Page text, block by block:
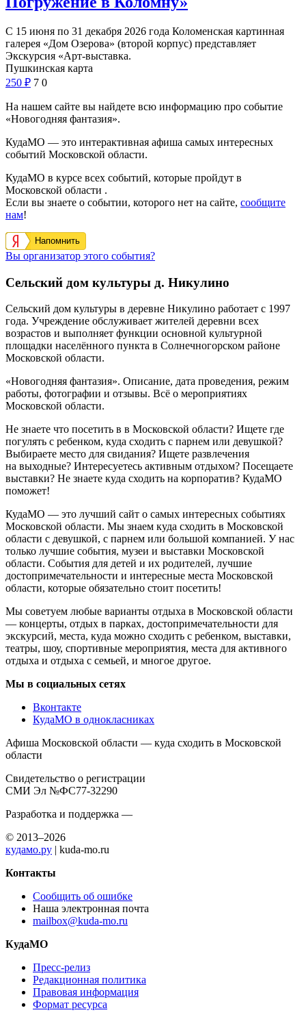
С 15 июня по 31 декабря 2026 года Коломенская картинная
галерея «Дом Озерова» (второй корпус) представляет
Экскурсия «Арт-выставка.
Пушкинская карта
250 ₽ 7 0
На нашем сайте вы найдете всю информацию про событие
«Новогодняя фантазия».
КудаМО — это интерактивная афиша самых интересных
событий Московской области.
КудаМО в курсе всех событий, которые пройдут в
Московской области .
Если вы знаете о событии, которого нет на сайте, сообщите
нам!
Напомнить
Вы организатор этого события?
Сельский дом культуры д. Никулино
Сельский дом культуры в деревне Никулино работает с 1997
года. Учреждение обслуживает жителей деревни всех
возрастов и выполняет функции основной культурной
площадки населённого пункта в Солнечногорском районе
Московской области.
«Новогодняя фантазия». Описание, дата проведения, режим
работы, фотографии и отзывы. Всё о мероприятиях
Московской области.
Не знаете что посетить в в Московской области? Ищете где
погулять с ребенком, куда сходить с парнем или девушкой?
Выбираете место для свидания? Ищете развлечения
на выходные? Интересуетесь активным отдыхом? Посещаете
выставки? Не знаете куда сходить на корпоратив? КудаМО
поможет!
КудаМО — это лучший сайт о самых интересных событиях
Московской области. Мы знаем куда сходить в Московской
области с девушкой, с парнем или большой компанией. У нас
только лучшие события, музеи и выставки Московской
области. События для детей и их родителей, лучшие
достопримечательности и интересные места Московской
области, которые обязательно стоит посетить!
Мы советуем любые варианты отдыха в Московской области
— концерты, отдых в парках, достопримечательности для
экскурсий, места, куда можно сходить с ребенком, выставки,
театры, шоу, спортивные мероприятия, места для активного
отдыха и отдыха с семьей, и многое другое.
Мы в социальных сетях
Вконтакте
КудаМО в однокласниках
Афиша Московской области — куда сходить в Московской
области
Свидетельство о регистрации
СМИ Эл №ФС77-32290
Разработка и поддержка —
© 2013–2026
кудамо.ру | kuda-mo.ru
Контакты
Сообщить об ошибке
Наша электронная почта
mailbox@kuda-mo.ru
КудаМО
Пресс-релиз
Редакционная политика
Правовая информация
Формат ресурса